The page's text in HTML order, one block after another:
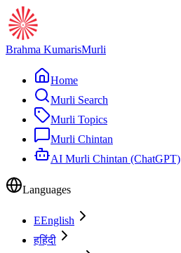
Brahma KumarisMurli
Home
Murli Search
Murli Topics
Murli Chintan
AI Murli Chintan (ChatGPT)
Languages
EEnglish
हहिंदी